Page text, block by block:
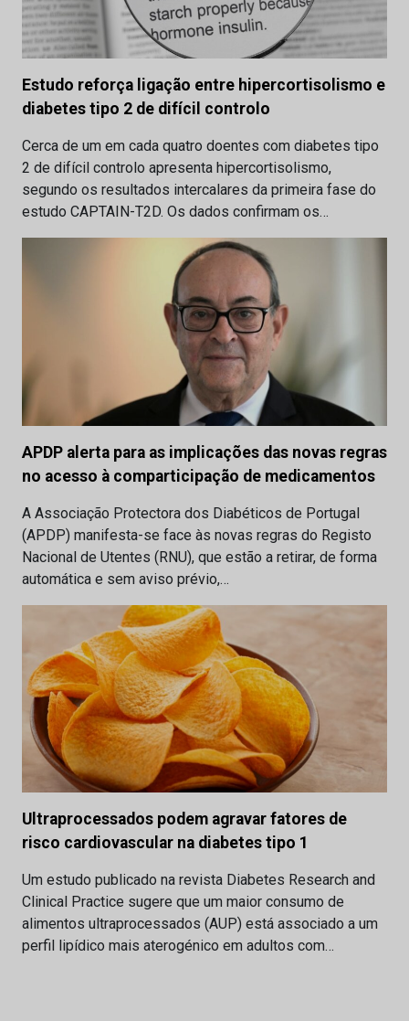
Estudo reforça ligação entre hipercortisolismo e
diabetes tipo 2 de difícil controlo
Cerca de um em cada quatro doentes com diabetes tipo
2 de difícil controlo apresenta hipercortisolismo,
segundo os resultados intercalares da primeira fase do
estudo CAPTAIN-T2D. Os dados confirmam os…
APDP alerta para as implicações das novas regras
no acesso à comparticipação de medicamentos
A Associação Protectora dos Diabéticos de Portugal
(APDP) manifesta-se face às novas regras do Registo
Nacional de Utentes (RNU), que estão a retirar, de forma
automática e sem aviso prévio,…
Ultraprocessados podem agravar fatores de
risco cardiovascular na diabetes tipo 1
Um estudo publicado na revista Diabetes Research and
Clinical Practice sugere que um maior consumo de
alimentos ultraprocessados (AUP) está associado a um
perfil lipídico mais aterogénico em adultos com…